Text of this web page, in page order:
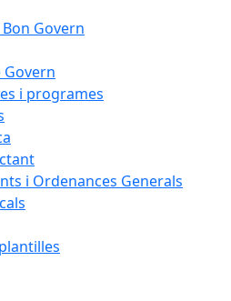
Govern
Govern
i programes
i Ordenances Generals